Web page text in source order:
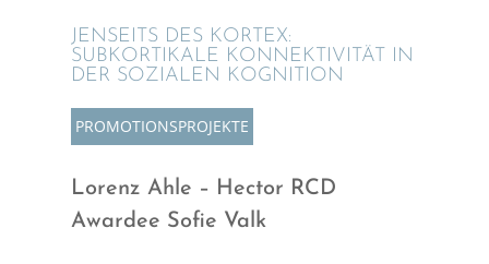
JENSEITS DES KORTEX:
SUBKOR­TI­KALE KONNEK­TI­VI­TÄT IN
DER SOZIA­LEN KOGNITION
PROMO­TI­ONS­PRO­JEKTE
Lorenz Ahle – Hector RCD
Awardee Sofie Valk